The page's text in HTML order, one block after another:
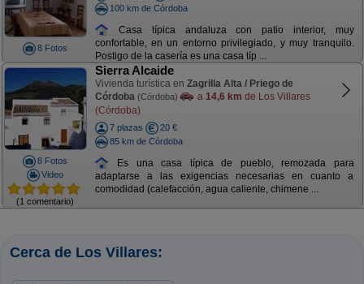
8 Fotos
100 km de Córdoba
Casa típica andaluza con patio interior, muy
confortable, en un entorno privilegiado, y muy tranquilo.
Postigo de la casería es una casa típ ...
8 Fotos
Video
(1 comentario)
Sierra Alcaide
Vivienda turística en Zagrilla Alta / Priego de
Córdoba (Córdoba) a 14,6 km de Los Villares
(Córdoba)
7 plazas
20 €
85 km de Córdoba
Es una casa típica de pueblo, remozada para
adaptarse a las exigencias necesarias en cuanto a
comodidad (calefacción, agua caliente, chimene ...
Cerca de Los Villares: